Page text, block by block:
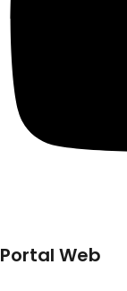
Portal Web